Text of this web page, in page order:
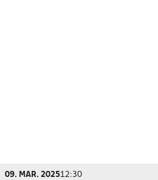
09. MAR. 202512:30